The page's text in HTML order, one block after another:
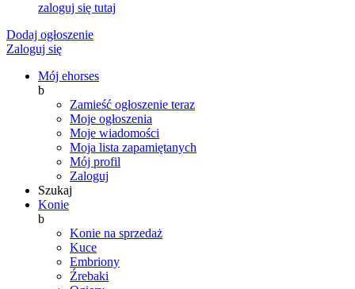
zaloguj się tutaj
Dodaj ogłoszenie
Zaloguj się
Mój ehorses
b
Zamieść ogłoszenie teraz
Moje ogłoszenia
Moje wiadomości
Moja lista zapamiętanych
Mój profil
Zaloguj
Szukaj
Konie
b
Konie na sprzedaż
Kuce
Embriony
Źrebaki